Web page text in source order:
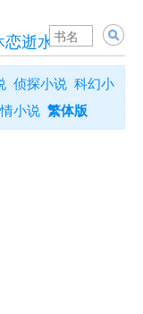
恋逝水
侦探小说 科幻小
小说 繁体版